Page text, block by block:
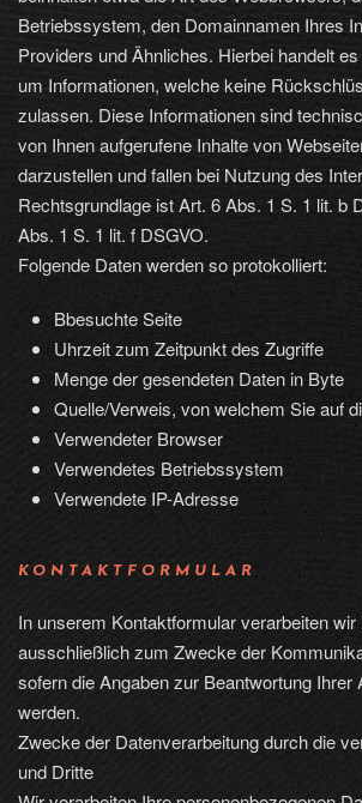
Betriebssystem, den Domainnamen Ihres
Providers und Ähnliches. Hierbei handelt
um Informationen, welche keine
zulassen. Diese Informationen sind
von Ihnen aufgerufene Inhalte von
darzustellen und fallen bei Nutzung des
Rechtsgrundlage ist Art. 6 Abs. 1 S. 1 lit. b
Abs. 1 S. 1 lit. f DSGVO.
Folgende Daten werden so protokolliert:
Bbesuchte Seite
Uhrzeit zum Zeitpunkt des Zugriffe
Menge der gesendeten Daten in Byte
Quelle/Verweis, von welchem Sie auf
Verwendeter Browser
Verwendetes Betriebssystem
Verwendete IP-Adresse
KONTAKTFORMULAR
In unserem Kontaktformular verarbeiten wir
ausschließlich zum Zwecke der
sofern die Angaben zur Beantwortung Ihrer
werden.
Zwecke der Datenverarbeitung durch die
und Dritte